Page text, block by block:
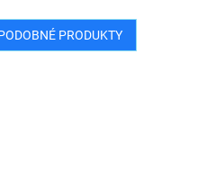
PRODUKTY